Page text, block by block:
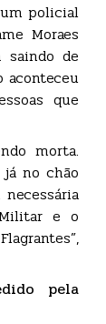
policial
Moraes
saindo de
que
morta.
no chão
e o
pela